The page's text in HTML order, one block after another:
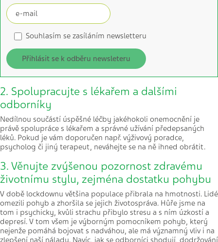
Souhlasím se zasíláním newsletteru
Přihlásit se k odběru newsleteru
2. Spolupracujte s lékařem a dalšími
odborníky
Nedílnou součástí úspěšné léčby jakéhokoli onemocnění je
právě spolupráce s lékařem a správné užívání předepsaných
léků. Pokud je vám doporučen např. výživový poradce,
psycholog či jiný terapeut, neváhejte se na ně ihned obrátit.
3. Věnujte zvýšenou pozornost zdravému
životnímu stylu, zejména dostatku pohybu
V době lockdownu většina populace přibrala na hmotnosti. Lidé
omezili pohyb a zhoršila se jejich životospráva. Hůře jsme na
tom i psychicky, kvůli strachu přibylo stresu a s ním úzkostí a
depresí. V tom všem je výborným pomocníkem pohyb, který
nejenže pomáhá bojovat s nadváhou, ale má významný vliv i na